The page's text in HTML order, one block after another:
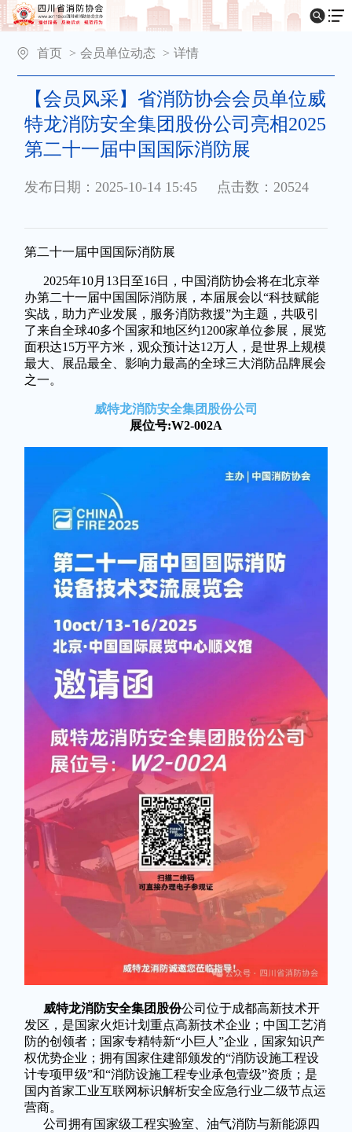
首页 > 会员单位动态 > 详情
【会员风采】省消防协会会员单位威
特龙消防安全集团股份公司亮相2025
第二十一届中国国际消防展
发布日期：2025-10-14 15:45 点击数：20524
第二十一届中国国际消防展
2025年10月13日至16日，中国消防协会将在北京举
办第二十一届中国国际消防展，本届展会以“科技赋能
实战，助力产业发展，服务消防救援”为主题，共吸引
了来自全球40多个国家和地区约1200家单位参展，展览
面积达15万平方米，观众预计达12万人，是世界上规模
最大、展品最全、影响力最高的全球三大消防品牌展会
之一。
威特龙消防安全集团股份公司
展位号:W2-002A
威特龙消防安全集团股份公司位于成都高新技术开
发区，是国家火炬计划重点高新技术企业；中国工艺消
防的创领者；国家专精特新“小巨人”企业，国家知识产
权优势企业；拥有国家住建部颁发的“消防设施工程设
计专项甲级”和“消防设施工程专业承包壹级”资质；是
国内首家工业互联网标识解析安全应急行业二级节点运
营商。
公司拥有国家级工程实验室、油气消防与新能源四